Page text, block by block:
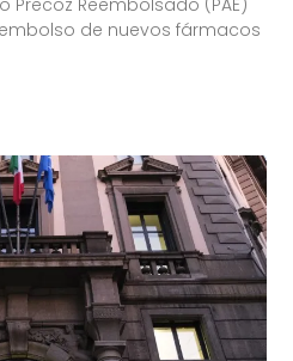
Precoz Reembolsado (PAE)
de nuevos fármacos